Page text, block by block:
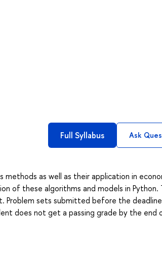
Full Syllabus Ask
methods as well as their application in
of these algorithms and models in Python.
Problem sets submitted before the
does not get a passing grade by the end